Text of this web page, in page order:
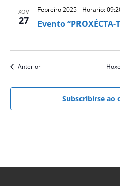
XOV
27 Evento “PROXÉCTA-
Febreiro 2025 - Horario:
Anterioreventos Hoxe
Subscribirse ao